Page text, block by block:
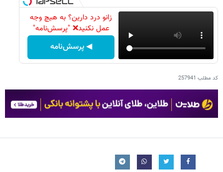
زانو درد دارین؟ به هیچ وجه
عمل نکنید❌ "پرسش‌نامه"
◀ پرسش‌نامه
کد مطلب 257941